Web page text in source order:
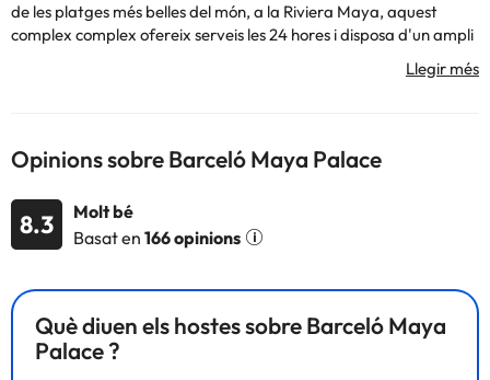
de les platges més belles del món, a la Riviera Maya, aquest
complex complex ofereix serveis les 24 hores i disposa d'un ampli
ventall d'instal·lacions d'oci i entreteniment que permetran que
estar atès en tot moment, un deliciós servei d'esmorzar, dinar i
sopar. Miniclub perquè els més petits gaudeixin i animació per a
adults.
També compta amb un pàrquing i piscines perquè puguis
relaxar-te mentre gaudeixes sota el sol.
bany complet amb dutxa o banyera.
No esperis més per gaudir d'unes vacances úniques al Barceló
Maya Palace!
Opinions sobre Barceló Maya Palace
8.3
Molt bé
Basat en 166 opinions
Què diuen els hostes sobre Barceló Maya
Palace ?